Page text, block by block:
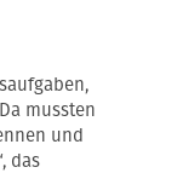
mussten
und
das